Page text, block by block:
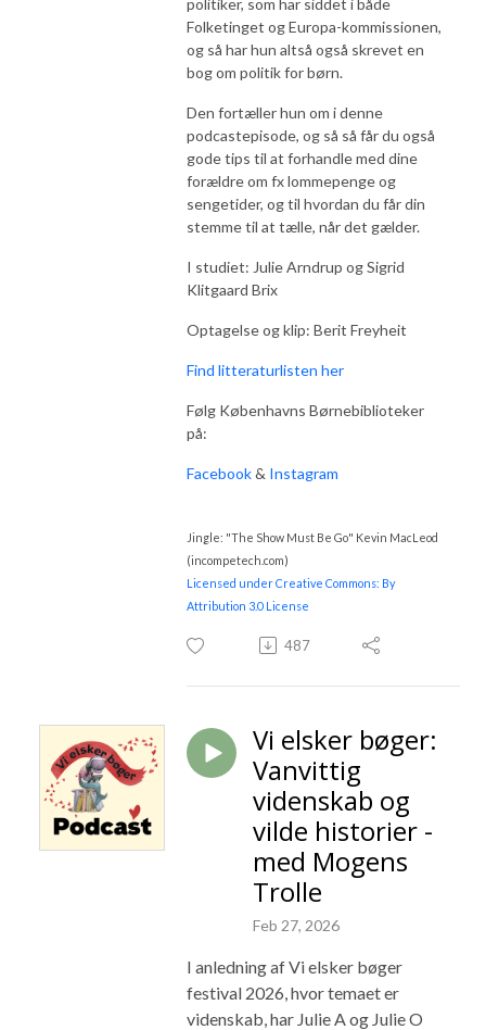
Folketinget og Europa-kommissionen,
og så har hun altså også skrevet en
bog om politik for børn.
Den fortæller hun om i denne
podcastepisode, og så så får du også
gode tips til at forhandle med dine
forældre om fx lommepenge og
sengetider, og til hvordan du får din
stemme til at tælle, når det gælder.
I studiet: Julie Arndrup og Sigrid
Klitgaard Brix
Optagelse og klip: Berit Freyheit
Find litteraturlisten her
Følg Københavns Børnebiblioteker
på:
Facebook& Instagram
Jingle: "The Show Must Be Go" Kevin MacLeod
(incompetech.com)
Licensed under Creative Commons: By
Attribution 3.0 License
487
Vi elsker bøger:
Vanvittig
videnskab og
vilde historier -
med Mogens
Trolle
Feb 27, 2026
I anledning af Vi elsker bøger
festival 2026, hvor temaet er
videnskab, har Julie A og Julie O